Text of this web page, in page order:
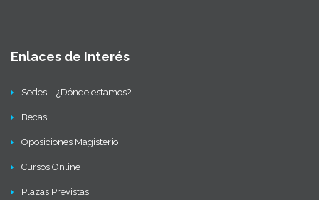
Enlaces de Interés
Sedes – ¿Dónde estamos?
Becas
Oposiciones Magisterio
Cursos Online
Plazas Previstas